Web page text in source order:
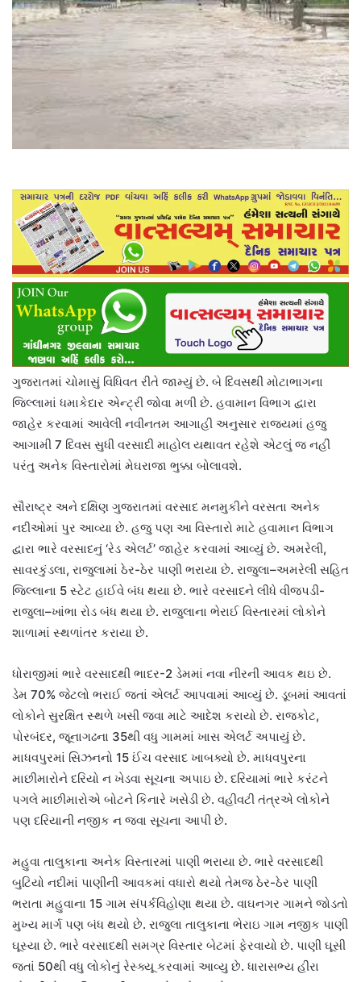
ગુજરાતમાં ચોમાસું વિધિવત રીતે જામ્યું છે. બે દિવસથી મોટાભાગના
જિલ્લામાં ધમાકેદાર એન્ટ્રી જોવા મળી છે. હવામાન વિભાગ દ્વારા
જાહેર કરવામાં આવેલી નવીનતમ આગાહી અનુસાર રાજ્યમાં હજુ
આગામી 7 દિવસ સુધી વરસાદી માહોલ યથાવત રહેશે એટલું જ નહીં
પરંતુ અનેક વિસ્તારોમાં મેઘરાજા ભુક્કા બોલાવશે.
સૌરાષ્ટ્ર અને દક્ષિણ ગુજરાતમાં વરસાદ મનમુકીને વરસતા અનેક
નદીઓમાં પુર આવ્યા છે. હજુ પણ આ વિસ્તારો માટે હવામાન વિભાગ
દ્વારા ભારે વરસાદનું ‘રેડ એલર્ટ’ જાહેર કરવામાં આવ્યું છે. અમરેલી,
સાવરકુંડલા, રાજુલામાં ઠેર-ઠેર પાણી ભરાયા છે. રાજુલા–અમરેલી સહિત
જિલ્લાના 5 સ્ટેટ હાઈવે બંધ થયા છે. ભારે વરસાદને લીધે વીજપડી-
રાજુલા–ખાંભા રોડ બંધ થયા છે. રાજુલાના ભેરાઈ વિસ્તારમાં લોકોને
શાળામાં સ્થળાંતર કરાયા છે.
ધોરાજીમાં ભારે વરસાદથી ભાદર-2 ડેમમાં નવા નીરની આવક થઇ છે.
ડેમ 70% જેટલો ભરાઈ જતાં એલર્ટ આપવામાં આવ્યું છે. ડૂબમાં આવતાં
લોકોને સુરક્ષિત સ્થળે ખસી જવા માટે આદેશ કરાયો છે. રાજકોટ,
પોરબંદર, જૂનાગઢના 35થી વધુ ગામમાં ખાસ એલર્ટ અપાયું છે.
માધવપુરમાં સિઝનનો 15 ઈંચ વરસાદ ખાબક્યો છે. માધવપુરના
માછીમારોને દરિયો ન ખેડવા સૂચના અપાઇ છે. દરિયામાં ભારે કરંટને
પગલે માછીમારોએ બોટને કિનારે ખસેડી છે. વહીવટી તંત્રએ લોકોને
પણ દરિયાની નજીક ન જવા સૂચના આપી છે.
મહુવા તાલુકાના અનેક વિસ્તારમાં પાણી ભરાયા છે. ભારે વરસાદથી
બુટિયો નદીમાં પાણીની આવકમાં વધારો થયો તેમજ ઠેર-ઠેર પાણી
ભરાતા મહુવાના 15 ગામ સંપર્કવિહોણા થયા છે. ‎વાઘનગર ગામને જોડતો
મુખ્ય માર્ગ પણ બંધ થયો છે. રાજુલા તાલુકાના ભેરાઇ ગામ નજીક પાણી
ઘૂસ્યા છે. ભારે વરસાદથી સમગ્ર વિસ્તાર બેટમાં ફેરવાયો છે. પાણી ઘૂસી
જતાં 50થી વધુ લોકોનું રેસ્ક્યૂ કરવામાં આવ્યુ છે. ધારાસભ્ય હીરા